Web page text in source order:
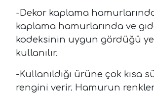
-Dekor kaplama
kaplama hamurlarında ve
kodeksinin uygun gördüğü
kullanılır.
-Kullanıldığı ürüne çok kısa
rengini verir. Hamurun